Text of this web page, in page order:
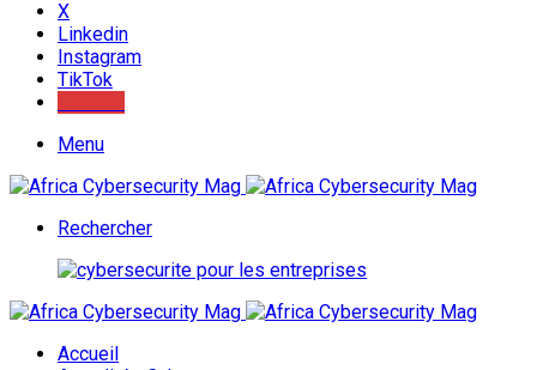
X
Linkedin
Instagram
TikTok
Menu
Rechercher
Accueil